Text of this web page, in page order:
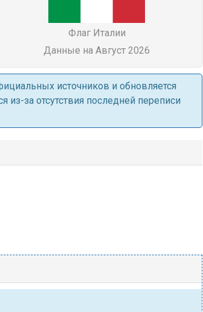
Флаг Италии
Данные на Август 2026
источников и обновляется
за отсутствия последней переписи